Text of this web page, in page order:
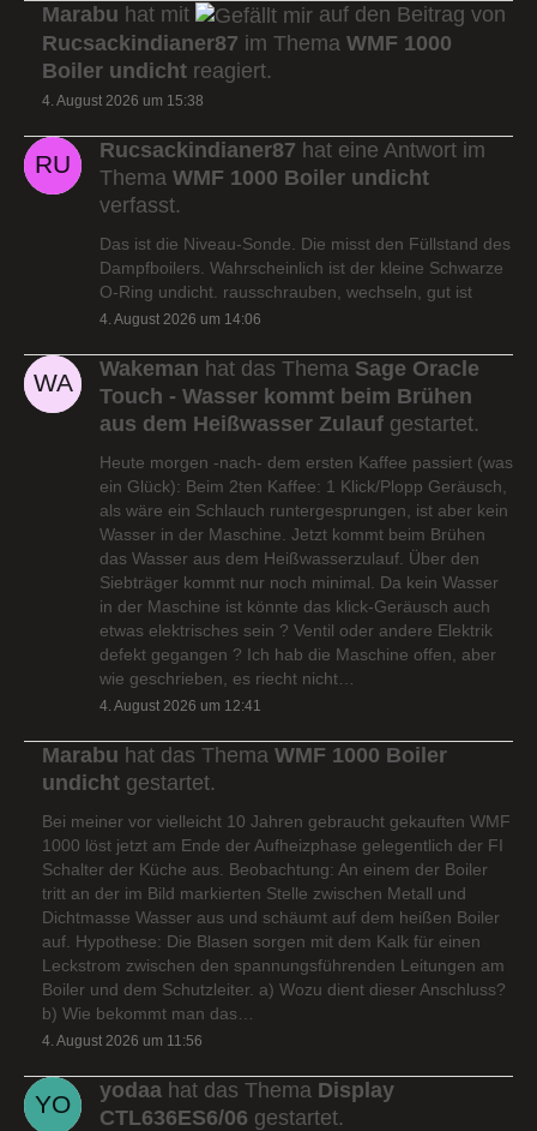
Marabu hat mit
auf den Beitrag von
Rucsackindianer87 im Thema WMF 1000
Boiler undicht reagiert.
4. August 2026 um 15:38
Rucsackindianer87 hat eine Antwort im
Thema WMF 1000 Boiler undicht
verfasst.
Das ist die Niveau-Sonde. Die misst den Füllstand des
Dampfboilers. Wahrscheinlich ist der kleine Schwarze
O-Ring undicht. rausschrauben, wechseln, gut ist
4. August 2026 um 14:06
Wakeman hat das Thema Sage Oracle
Touch - Wasser kommt beim Brühen
aus dem Heißwasser Zulauf gestartet.
Heute morgen -nach- dem ersten Kaffee passiert (was
ein Glück): Beim 2ten Kaffee: 1 Klick/Plopp Geräusch,
als wäre ein Schlauch runtergesprungen, ist aber kein
Wasser in der Maschine. Jetzt kommt beim Brühen
das Wasser aus dem Heißwasserzulauf. Über den
Siebträger kommt nur noch minimal. Da kein Wasser
in der Maschine ist könnte das klick-Geräusch auch
etwas elektrisches sein ? Ventil oder andere Elektrik
defekt gegangen ? Ich hab die Maschine offen, aber
wie geschrieben, es riecht nicht…
4. August 2026 um 12:41
Marabu hat das Thema WMF 1000 Boiler
undicht gestartet.
Bei meiner vor vielleicht 10 Jahren gebraucht gekauften WMF
1000 löst jetzt am Ende der Aufheizphase gelegentlich der FI
Schalter der Küche aus. Beobachtung: An einem der Boiler
tritt an der im Bild markierten Stelle zwischen Metall und
Dichtmasse Wasser aus und schäumt auf dem heißen Boiler
auf. Hypothese: Die Blasen sorgen mit dem Kalk für einen
Leckstrom zwischen den spannungsführenden Leitungen am
Boiler und dem Schutzleiter. a) Wozu dient dieser Anschluss?
b) Wie bekommt man das…
4. August 2026 um 11:56
yodaa hat das Thema Display
CTL636ES6/06 gestartet.